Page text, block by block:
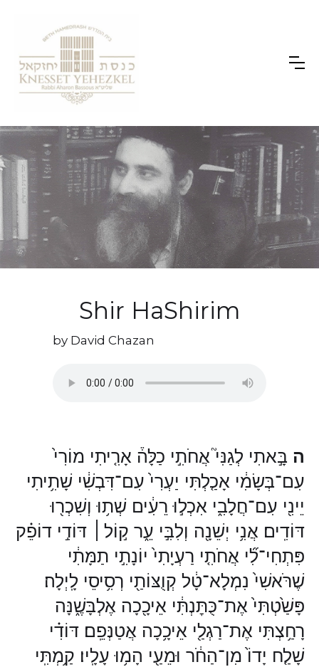
Shir HaShirim
by David Chazan
ה בָּ֣אתִי לְגַנִּי֮ אֲחֹתִ֣י כַלָּה֒ אָרִ֤יתִי מוֹרִי֙
עִם־בְּשָׂמִ֔י אָכַ֤לְתִּי יַעְרִי֙ עִם־דִּבְשִׁ֔י שָׁתִ֥יתִי
יֵינִ֖י עִם־חֲלָבִ֑י אִכְל֣וּ רֵעִ֔ים שְׁת֥וּ וְשִׁכְר֖וּ
דּוֹדִֽים׃ אֲנִ֥י יְשֵׁנָ֖ה וְלִבִּ֣י עֵ֑ר ק֣וֹל ׀ דּוֹדִ֣י דוֹפֵ֗ק
פִּתְחִי־לִ֞י אֲחֹתִ֤י רַעְיָתִי֙ יוֹנָתִ֣י תַמָּתִ֔י
שֶׁרֹּאשִׁי֙ נִמְלָא־טָ֔ל קְוֻצּוֹתַ֖י רְסִ֥יסֵי לָֽיְלָה׃
פָּשַׁ֙טְתִּי֙ אֶת־כֻּתׇּנְתִּ֔י אֵיכָ֖כָה אֶלְבָּשֶׁ֑נָּה
רָחַ֥צְתִּי אֶת־רַגְלַ֖י אֵיכָ֥כָה אֲטַנְּפֵֽם׃ דּוֹדִ֗י
שָׁלַ֤ח יָדוֹ֙ מִן־הַחֹ֔ר וּמֵעַ֖י הָמ֥וּ עָלָֽיו׃ קַ֥מְתִּֽי